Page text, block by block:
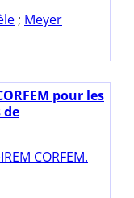
; Meyer
pour les
de
CORFEM.